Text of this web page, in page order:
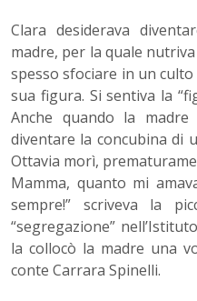
Clara desiderava
madre, per la quale
spesso sfociare in un
sua figura. Si sentiva la
Anche quando la
diventare la concubina di
Ottavia morì,
Mamma, quanto mi
sempre!” scriveva la
“segregazione”
la collocò la madre una
conte Carrara Spinelli.